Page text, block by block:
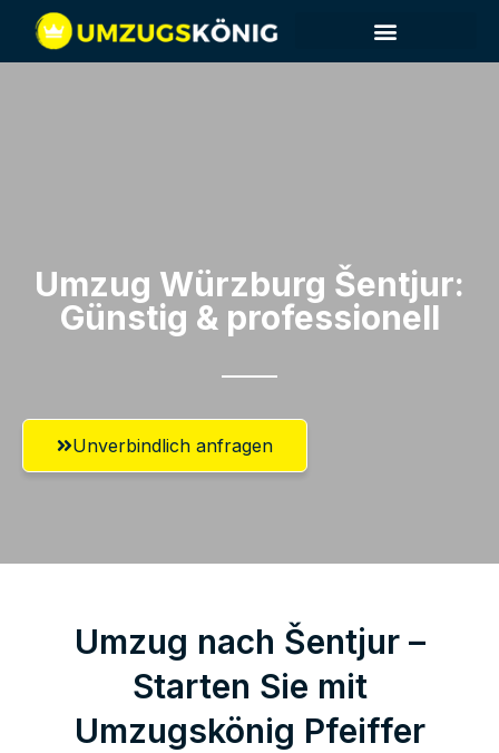
Umzug Würzburg​ Šentjur:
Günstig & professionell​
Unverbindlich anfragen
Umzug nach Šentjur –
Starten Sie mit
Umzugskönig Pfeiffer